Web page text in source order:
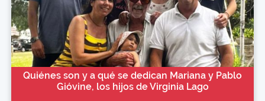
Quiénes son y a qué se dedican Mariana y Pablo
Gióvine, los hijos de Virginia Lago